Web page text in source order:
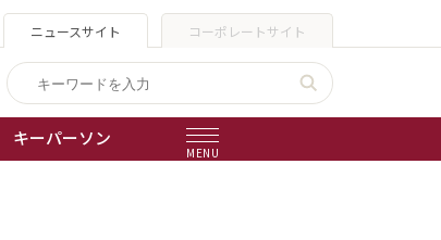
ニュースサイト コーポレートサイト
キーパーソン
MENU